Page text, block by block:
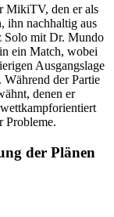
MikiTV, den er als
ihn nachhaltig aus
Solo mit Dr. Mundo
ein Match, wobei
Ausgangslage
der Partie
denen er
Probleme.
der Plänen